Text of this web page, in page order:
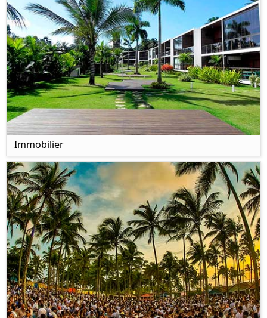
Immobilier